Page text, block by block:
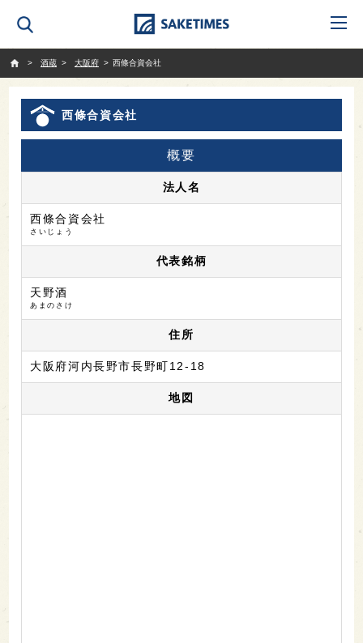
酒蔵
大阪府 西條合資会社
西條合資会社
概要
法人名
西條合資会社
さいじょう
代表銘柄
天野酒
あまのさけ
住所
大阪府河内長野市長野町12-18
地図